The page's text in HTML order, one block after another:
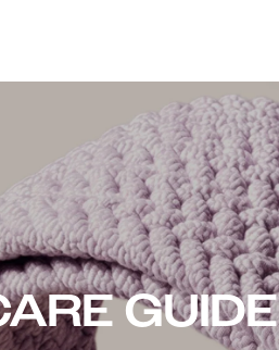
GUIDE